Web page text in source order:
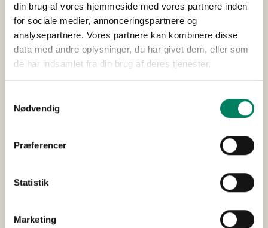
din brug af vores hjemmeside med vores partnere inden
for sociale medier, annonceringspartnere og
analysepartnere. Vores partnere kan kombinere disse
data med andre oplysninger, du har givet dem, eller som
de har indsamlet fra din brug af deres tjenester.
Nødvendig
Præferencer
Statistik
Marketing